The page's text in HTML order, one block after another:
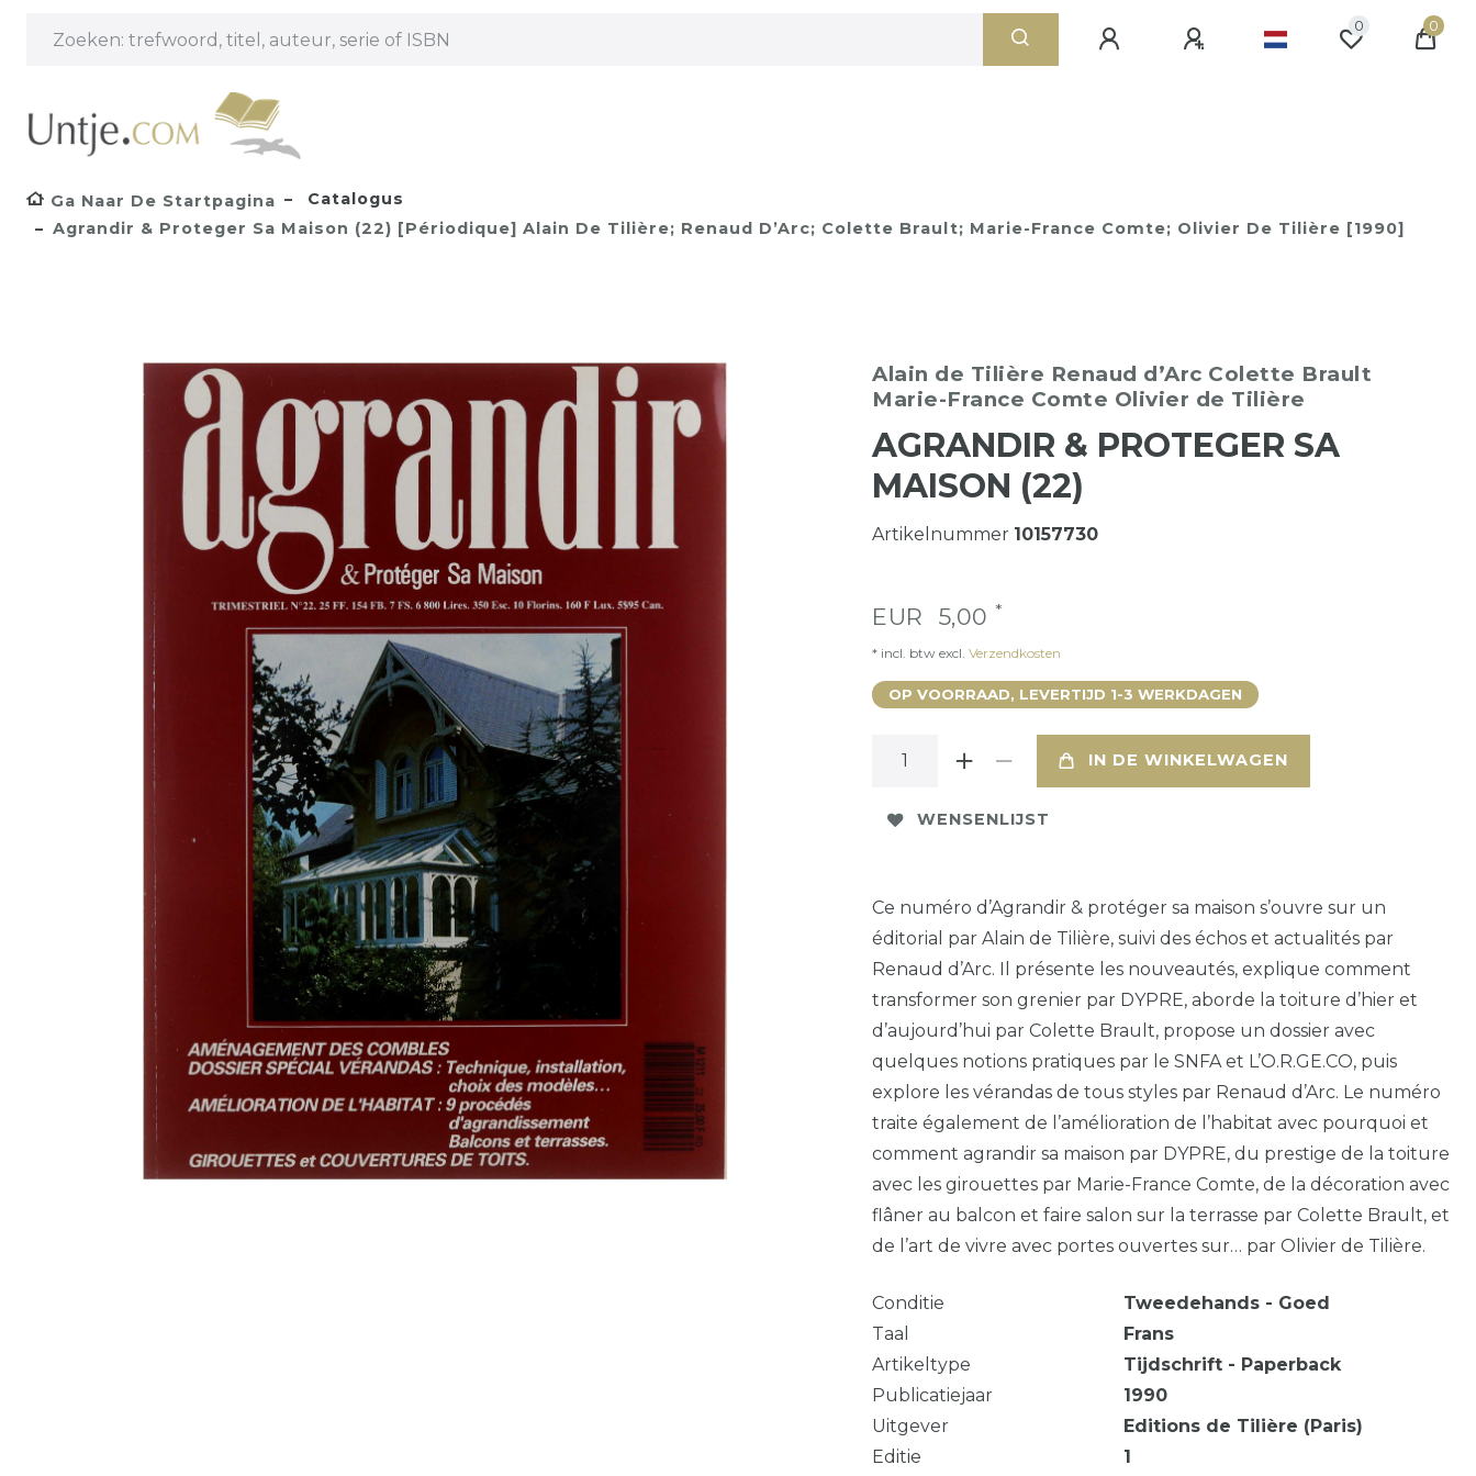
0 0
Ga Naar De Startpagina
Catalogus
Agrandir & Proteger Sa Maison (22) [Périodique] Alain De Tilière; Renaud D’Arc; Colette Brault; Marie-France Comte; Olivier De Tilière [1990]
Alain de Tilière Renaud d’Arc Colette Brault
Marie-France Comte Olivier de Tilière
AGRANDIR & PROTEGER SA
MAISON (22)
Artikelnummer 10157730
EUR 5,00 *
* incl. btw excl. Verzendkosten
OP VOORRAAD, LEVERTIJD 1-3 WERKDAGEN
IN DE WINKELWAGEN
WENSENLIJST
Ce numéro d’Agrandir & protéger sa maison s’ouvre sur un
éditorial par Alain de Tilière, suivi des échos et actualités par
Renaud d’Arc. Il présente les nouveautés, explique comment
transformer son grenier par DYPRE, aborde la toiture d’hier et
d’aujourd’hui par Colette Brault, propose un dossier avec
quelques notions pratiques par le SNFA et L’O.R.GE.CO, puis
explore les vérandas de tous styles par Renaud d’Arc. Le numéro
traite également de l’amélioration de l’habitat avec pourquoi et
comment agrandir sa maison par DYPRE, du prestige de la toiture
avec les girouettes par Marie-France Comte, de la décoration avec
flâner au balcon et faire salon sur la terrasse par Colette Brault, et
de l’art de vivre avec portes ouvertes sur… par Olivier de Tilière.
Conditie
Tweedehands - Goed
Taal
Frans
Artikeltype
Tijdschrift - Paperback
Publicatiejaar
1990
Uitgever
Editions de Tilière (Paris)
Editie
1